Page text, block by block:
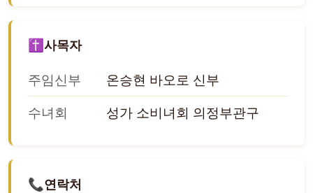
✝️사목자
주임신부
온승현 바오로 신부
수녀회
성가 소비녀회 의정부관구
📞연락처